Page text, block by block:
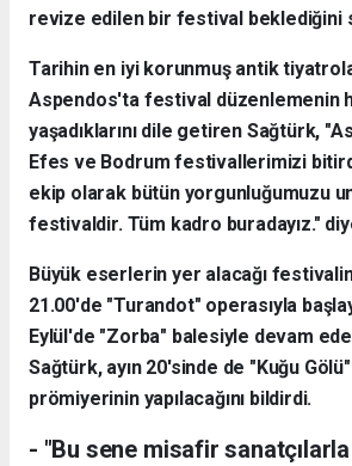
revize edilen bir festival beklediğini
Tarihin en iyi korunmuş antik
Aspendos'ta festival düzenlemenin
yaşadıklarını dile getiren Sağtürk,
Efes ve Bodrum festivallerimizi
ekip olarak bütün yorgunluğumuzu
festivaldir. Tüm kadro buradayız."
Büyük eserlerin yer alacağı
21.00'de "Turandot" operasıyla
Eylül'de "Zorba" balesiyle devam
Sağtürk, ayın 20'sinde de "Kuğu
prömiyerinin yapılacağını bildirdi.
- "Bu sene misafir